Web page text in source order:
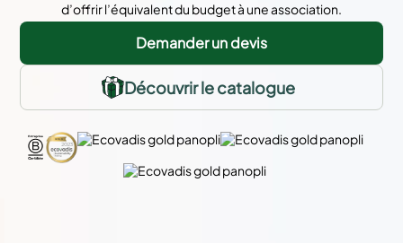
d’offrir l’équivalent du budget à une association.
Demander un devis
Découvrir le catalogue